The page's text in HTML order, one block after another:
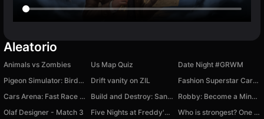
Aleatorio
Animals vs Zombies Us Map Quiz
Date Night #GRWM
Pigeon Simulator: Birds Adventure
Drift vanity on ZIL
Fashion Superstar Career
Cars Arena: Fast Race 3D
Build and Destroy: Sandbox
Robby: Become a Miner!
Olaf Designer - Match 3
Five Nights at Freddy's 3
Who is strongest? One Piece